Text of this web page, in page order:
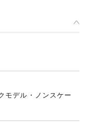
モデル・ノンスケー